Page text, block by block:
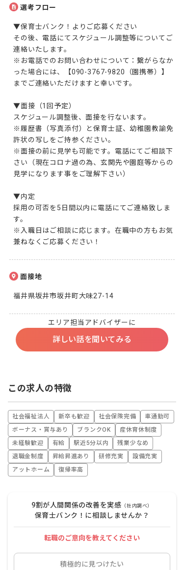
選考フロー
▼保育士バンク！よりご応募ください
その後、電話にてスケジュール調整等についてご
連絡いたします。
※お電話でのお問い合わせについて：繋がらなか
った場合には、【090-3767-9820（園携帯）】
までご連絡いただけますと幸いです。
▼面接（1回予定）
スケジュール調整後、面接を行ないます。
※履歴書（写真添付）と保育士証、幼稚園教諭免
許状の写しをご持参ください。
※面接の前に見学も可能です。電話にてご相談下
さい（現在コロナ過の為、玄関先や園庭等からの
見学になります事をご理解下さい）
▼内定
採用の可否を5日間以内に電話にてご連絡致しま
す。
※入職日はご相談に応じます。在職中の方もお気
兼ねなくご応募ください！
面接地
福井県坂井市坂井町大味27-14
エリア担当アドバイザーに
詳しい話を聞いてみる
この求人の特徴
社会福祉法人 新卒も歓迎 社会保険完備
車通勤可
ボーナス・賞与あり
ブランクOK
産休育休制度
未経験歓迎
有給 駅近5分以内
残業少なめ
退職金制度
昇給昇進あり 研修充実
設備充実
アットホーム
復帰率高
9割が人間関係の改善を実感 （社内調べ）
保育士バンク！に相談しませんか？
転職のご意向を教えてください
積極的に見つけたい